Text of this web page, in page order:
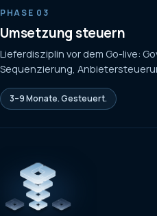
PHASE 03
Umsetzung steuern
Lieferdisziplin vor dem Go-live:
Sequenzierung,
3–9 Monate. Gesteuert.